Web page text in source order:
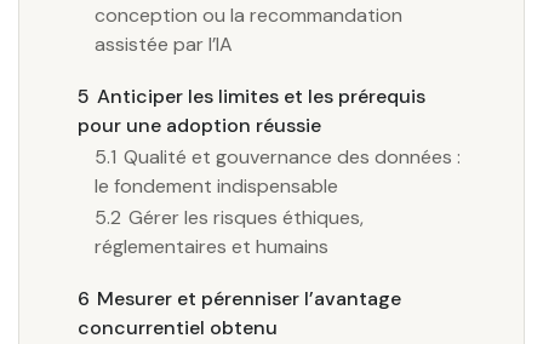
conception ou la recommandation
assistée par l’IA
5 Anticiper les limites et les prérequis
pour une adoption réussie
5.1 Qualité et gouvernance des données :
le fondement indispensable
5.2 Gérer les risques éthiques,
réglementaires et humains
6 Mesurer et pérenniser l’avantage
concurrentiel obtenu